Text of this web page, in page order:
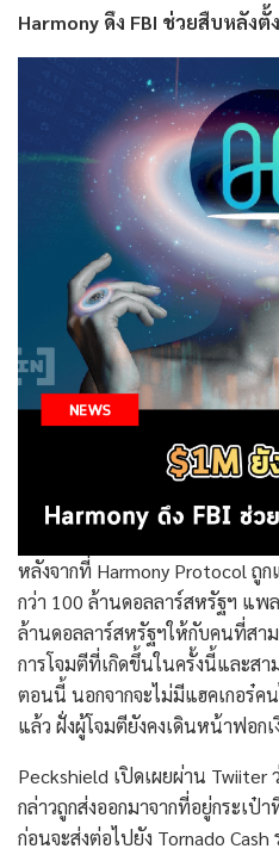
Harmony ดึง FBI ช่วยสืบหลังตั้
หลังจากที่ Harmony Protocol ถู
กว่า 100 ล้านดอลลาร์สหรัฐฯ แพ
ล้านดอลลาร์สหรัฐฯให้กับคนที่สา
การโจมตีที่เกิดขึ้นในครั้งนี้และสา
ตอนนี้ นอกจากจะไม่มีแฮคเกอร๋
แล้ว ฝั่งผู้โจมตียังคงเดินหน้าฟอก
Peckshield เปิดเผยผ่าน Twiiter
กล่าวถูกส่งออกมาจากที่อยู่กระเป๋
ก่อนจะส่งต่อไปยัง Tornado